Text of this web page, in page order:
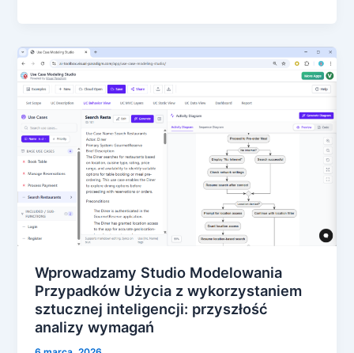
Wprowadzamy Studio Modelowania
Przypadków Użycia z wykorzystaniem
sztucznej inteligencji: przyszłość
analizy wymagań